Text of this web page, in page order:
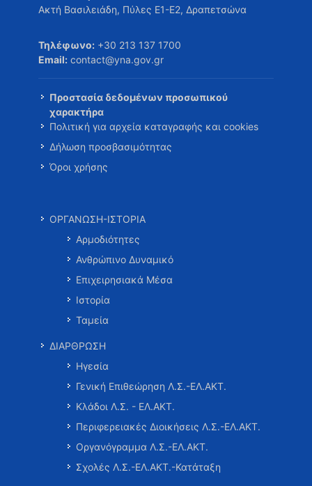
Ακτή Βασιλειάδη, Πύλες Ε1-Ε2, Δραπετσώνα
Τηλέφωνο: +30 213 137 1700
Email: contact@yna.gov.gr
Προστασία δεδομένων προσωπικού
χαρακτήρα
Πολιτική για αρχεία καταγραφής και cookies
Δήλωση προσβασιμότητας
Όροι χρήσης
ΟΡΓΑΝΩΣΗ-ΙΣΤΟΡΙΑ
Αρμοδιότητες
Ανθρώπινο Δυναμικό
Επιχειρησιακά Μέσα
Ιστορία
Ταμεία
ΔΙΑΡΘΡΩΣΗ
Ηγεσία
Γενική Επιθεώρηση Λ.Σ.-ΕΛ.ΑΚΤ.
Κλάδοι Λ.Σ. - ΕΛ.ΑΚΤ.
Περιφερειακές Διοικήσεις Λ.Σ.-ΕΛ.ΑΚΤ.
Οργανόγραμμα Λ.Σ.-ΕΛ.ΑΚΤ.
Σχολές Λ.Σ.-ΕΛ.ΑΚΤ.-Κατάταξη